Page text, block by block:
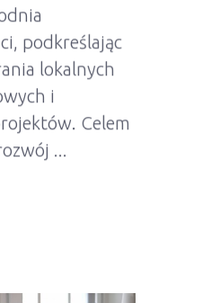
podkreślając
lokalnych
i
Celem